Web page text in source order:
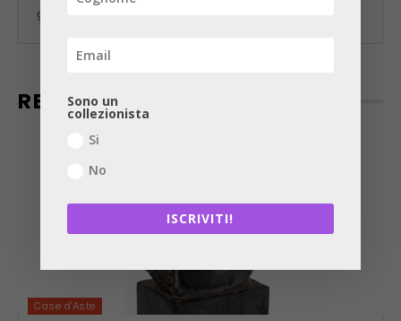
gallerie
RECENTI
Case d'Aste
Sono un
collezionista
Si
No
ISCRIVITI!